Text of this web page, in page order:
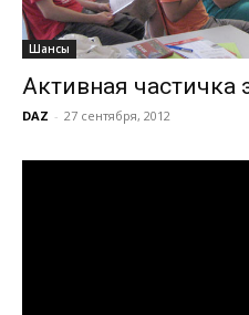
Шансы
Активная частичка
DAZ - 27 сентября, 2012